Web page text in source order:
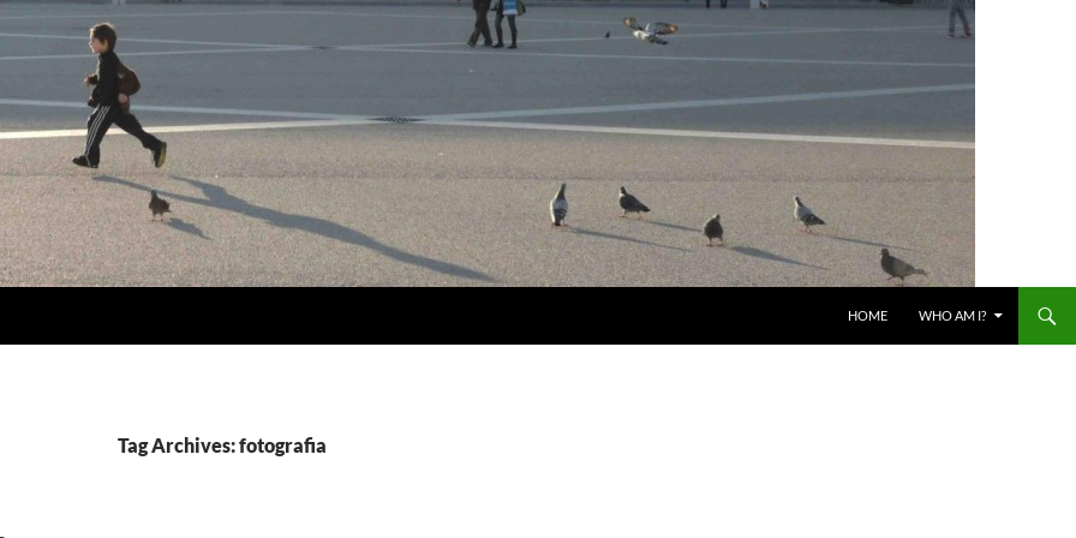
HOME WHO AM I?
Tag Archives: fotografia